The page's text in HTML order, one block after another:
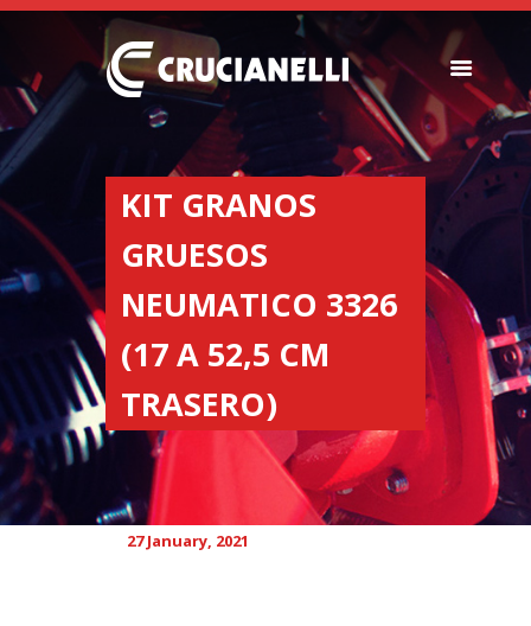
KIT GRANOS
GRUESOS
NEUMATICO 3326
(17 A 52,5 CM
TRASERO)
SEEDERS
FERTILIZER
SPREADERS
ABOUT US
DEALERSHIPS
NEWS
COMPANY
CONTACT
27 January, 2021